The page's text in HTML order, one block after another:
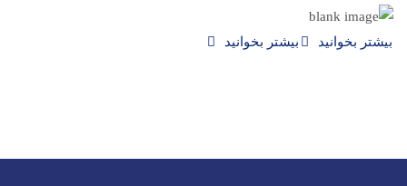
بیشتر بخوانید بیشتر بخوانید